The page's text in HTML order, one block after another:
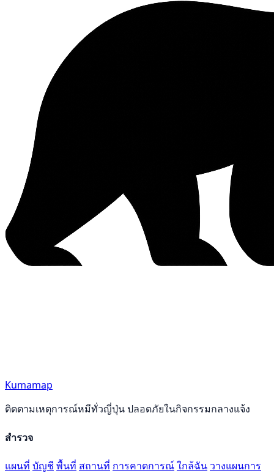
Kumamap
ติดตามเหตุการณ์หมีทั่วญี่ปุ่น ปลอดภัยในกิจกรรมกลางแจ้ง
สำรวจ
แผนที่ บัญชี พื้นที่ สถานที่ การคาดการณ์ใกล้ฉัน วางแผนการ